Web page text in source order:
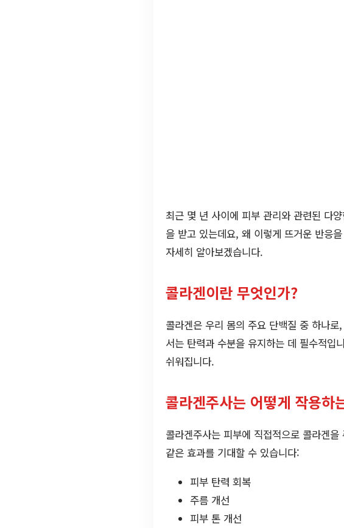
최근 몇 년 사이에 피부 관리와 관련된 다
을 받고 있는데요, 왜 이렇게 뜨거운 반응
자세히 알아보겠습니다.
콜라겐이란 무엇인가?
콜라겐은 우리 몸의 주요 단백질 중 하나
서는 탄력과 수분을 유지하는 데 필수적입
쉬워집니다.
콜라겐주사는 어떻게 작용하
콜라겐주사는 피부에 직접적으로 콜라겐
같은 효과를 기대할 수 있습니다:
피부 탄력 회복
주름 개선
피부 톤 개선